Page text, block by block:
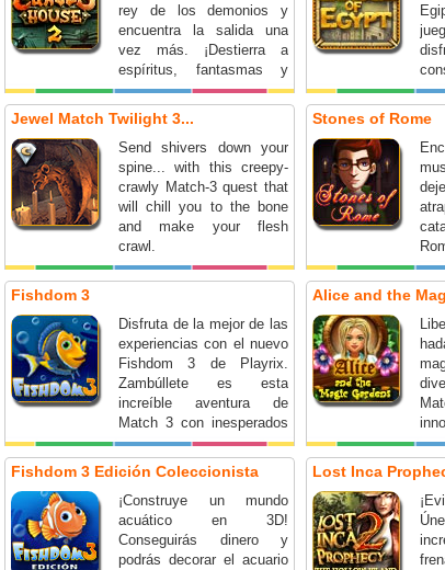
rey de los demonios y
encuentra la salida una
vez más. ¡Destierra a
espíritus, fantasmas y
demonios!
Jewel Match Twilight 3...
Send shivers down your
spine... with this creepy-
crawly Match-3 quest that
will chill you to the bone
and make your flesh
crawl.
Stones of Rome
Fishdom 3
Disfruta de la mejor de las
experiencias con el nuevo
Fishdom 3 de Playrix.
Zambúllete es esta
increíble aventura de
Match 3 con inesperados
giros.
Alice and the
las
los
en
Fishdom 3 Edición Coleccionista
¡Construye un mundo
acuático en 3D!
Conseguirás dinero y
podrás decorar el acuario
Lost Inca